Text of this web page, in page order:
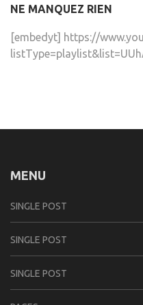
NE MANQUEZ RIEN
[embedyt] https://
MENU
SINGLE POST
SINGLE POST
SINGLE POST